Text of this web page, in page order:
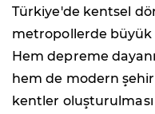
Türkiye'de kentsel
metropollerde büyük
Hem depreme
hem de modern
kentler